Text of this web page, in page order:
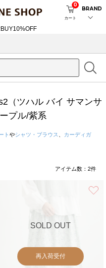
カート
0
BRAND
（ツハル バイ サマンサ
プル/紫系
ト やシャツ・ブラウス
カーディガ
アイテム数： 2件
SOLD OUT
再入荷受付